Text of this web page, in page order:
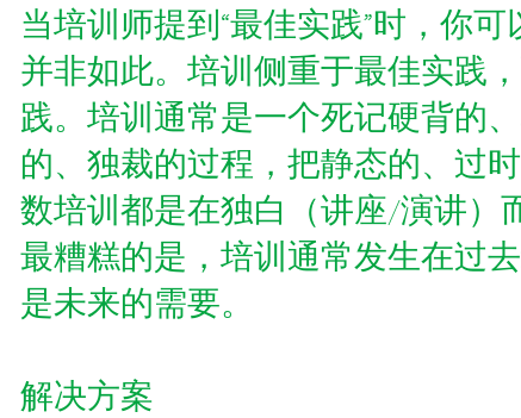
当培训师提到“最佳实践”时，你
并非如此。培训侧重于最佳实践
践。培训通常是一个死记硬背的
的、独裁的过程，把静态的、过
数培训都是在独白（讲座/演讲）
最糟糕的是，培训通常发生在过
是未来的需要。
解决方案